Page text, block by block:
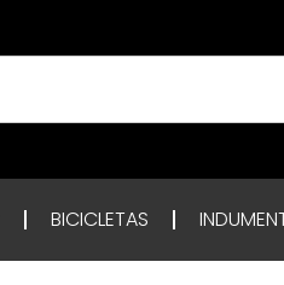
BICICLETAS